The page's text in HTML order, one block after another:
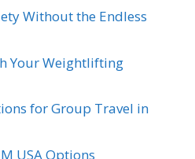
Without the Endless
Your Weightlifting
for Group Travel in
USA Options